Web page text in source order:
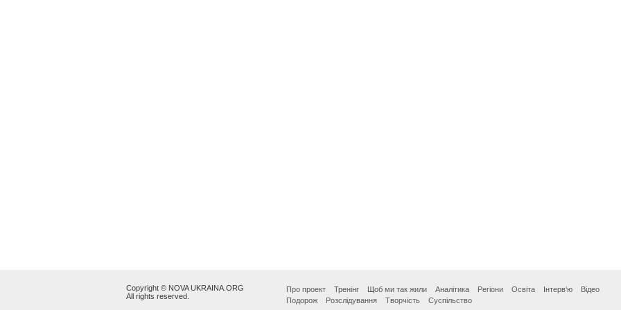
Copyright © NOVA UKRAINA.ORG
All rights reserved.
Про проект Тренінг Щоб ми так жили Аналітика Регіони Освіта Інтерв‘ю
Відео
Подорож
Розслідування Творчість Суспільство